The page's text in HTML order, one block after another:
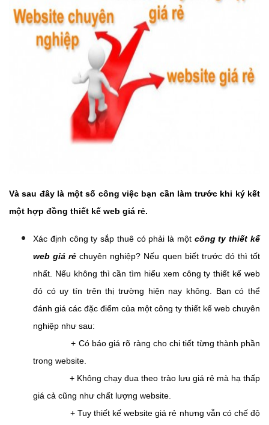
Và sau đây là một số công việc bạn cần làm trước khi ký kết
một hợp đồng thiết kế web giá rẻ.
Xác định công ty sắp thuê có phải là một công ty thiết kế
web giá rẻ chuyên nghiệp? Nếu quen biết trước đó thì tốt
nhất. Nếu không thì cần tìm hiểu xem công ty thiết kế web
đó có uy tín trên thị trường hiện nay không. Bạn có thể
đánh giá các đặc điểm của một công ty thiết kế web chuyên
nghiệp như sau:
+ Có báo giá rõ ràng cho chi tiết từng thành phần
trong website.
+ Không chạy đua theo trào lưu giá rẻ mà hạ thấp
giá cả cũng như chất lượng website.
+ Tuy thiết kế website giá rẻ nhưng vẫn có chế độ